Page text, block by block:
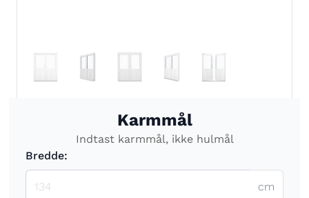
Karmmål
Indtast karmmål, ikke hulmål
Bredde:
cm